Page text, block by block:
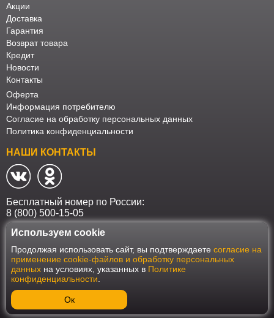
Акции
Доставка
Гарантия
Возврат товара
Кредит
Новости
Контакты
Оферта
Информация потребителю
Согласие на обработку персональных данных
Политика конфиденциальности
НАШИ КОНТАКТЫ
Бесплатный номер по России:
8 (800) 500-15-05
Наш интернет-магазин работает в соответствии с требованиями
Федерального закона от 27 июля 2006 года №152-ФЗ "О персональных
данных". Оформить заказ на сайте Мебеласка возможно только при
наличии согласия на обработку Ваших персональных данных. Для
улучшения работы сайта и его взаимодействия с пользователями мы
соглашаетесь с использованием cookie.
Используем cookie
Продолжая использовать сайт, вы подтверждаете согласие на
применение cookie-файлов и обработку персональных
данных на условиях, указанных в Политике
конфиденциальности
Ок